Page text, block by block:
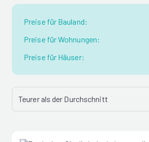
Preise für Bauland:
Preise für Wohnungen:
Preise für Häuser:
Teurer als der Durchschnitt